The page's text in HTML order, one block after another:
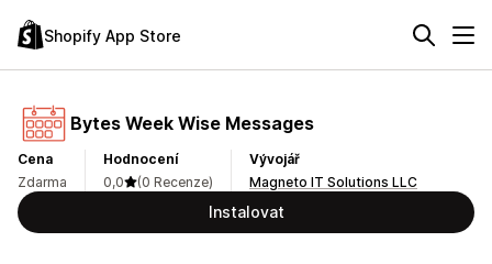
Shopify App Store
Bytes Week Wise Messages
Cena
Zdarma
Hodnocení
0,0
(0 Recenze)
Vývojář
Magneto IT Solutions LLC
Instalovat